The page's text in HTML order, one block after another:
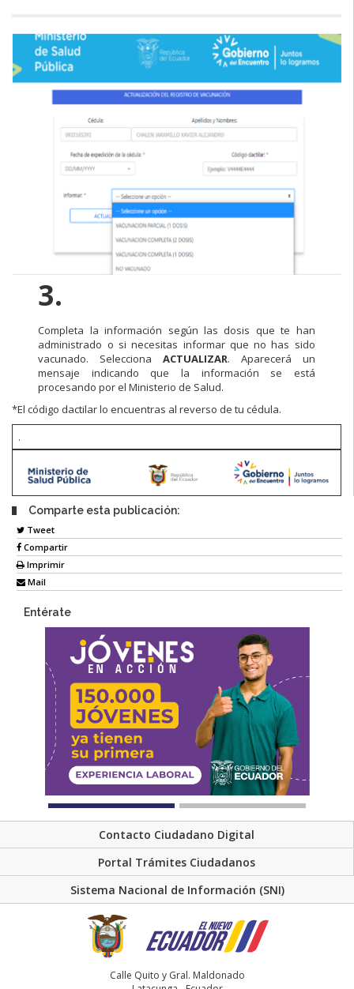
3.
Completa la información según las dosis que te han
administrado o si necesitas informar que no has sido
vacunado. Selecciona ACTUALIZAR. Aparecerá un
mensaje indicando que la información se está
procesando por el Ministerio de Salud.
*El código dactilar lo encuentras al reverso de tu cédula.
.
Comparte esta publicación:
Tweet
Compartir
Imprimir
Mail
Entérate
Contacto Ciudadano Digital
Portal Trámites Ciudadanos
Sistema Nacional de Información (SNI)
Calle Quito y Gral. Maldonado